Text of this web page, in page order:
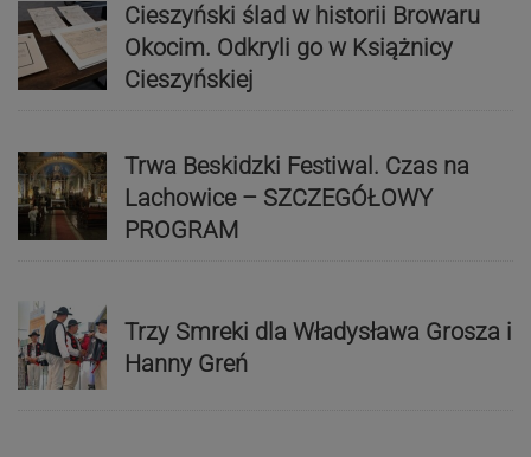
Cieszyński ślad w historii Browaru
Okocim. Odkryli go w Książnicy
Cieszyńskiej
Trwa Beskidzki Festiwal. Czas na
Lachowice – SZCZEGÓŁOWY
PROGRAM
Trzy Smreki dla Władysława Grosza i
Hanny Greń